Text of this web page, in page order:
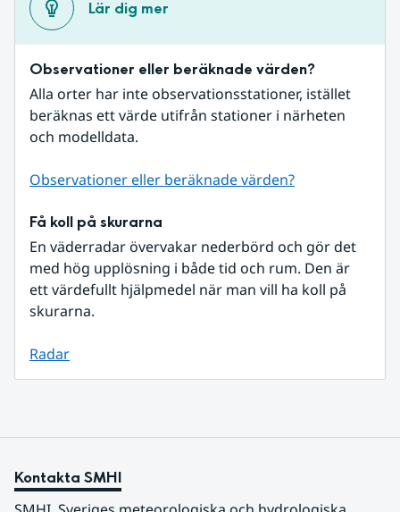
Lär dig mer
Observationer eller beräknade värden?
Alla orter har inte observationsstationer, istället
beräknas ett värde utifrån stationer i närheten
och modelldata.
Observationer eller beräknade värden?
Få koll på skurarna
En väderradar övervakar nederbörd och gör det
med hög upplösning i både tid och rum. Den är
ett värdefullt hjälpmedel när man vill ha koll på
skurarna.
Radar
Kontakta SMHI